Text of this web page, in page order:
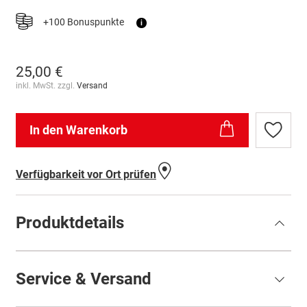
+100 Bonuspunkte i
25,00 €
inkl. MwSt. zzgl. Versand
In den Warenkorb
Zur
Verfügbarkeit vor Ort prüfen
Produktdetails
Service & Versand